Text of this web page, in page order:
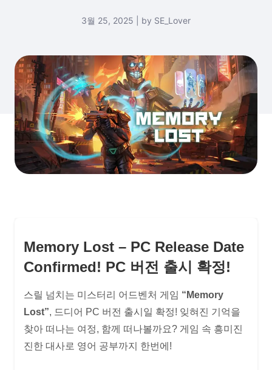
3월 25, 2025 | by SE_Lover
Memory Lost – PC Release Date
Confirmed! PC 버전 출시 확정!
스릴 넘치는 미스터리 어드벤처 게임 “Memory
Lost”, 드디어 PC 버전 출시일 확정! 잊혀진 기억을
찾아 떠나는 여정, 함께 떠나볼까요? 게임 속 흥미진
진한 대사로 영어 공부까지 한번에!